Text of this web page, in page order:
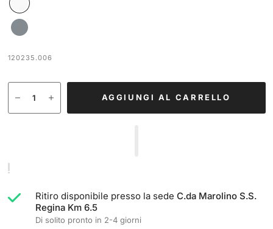
120235.006
AGGIUNGI AL CARRELLO
Ritiro disponibile presso la sede C.da Marolino S.S.
Regina Km 6.5
Di solito pronto in 2-4 giorni